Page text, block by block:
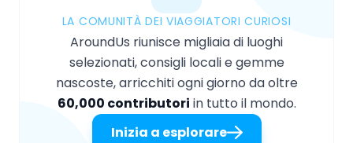
LA COMUNITÀ DEI VIAGGIATORI CURIOSI
AroundUs riunisce migliaia di luoghi
selezionati, consigli locali e gemme
nascoste, arricchiti ogni giorno da oltre
60,000 contributori in tutto il mondo.
Inizia a esplorare